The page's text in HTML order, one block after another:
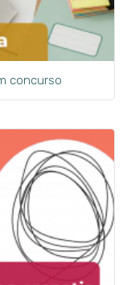
concurso